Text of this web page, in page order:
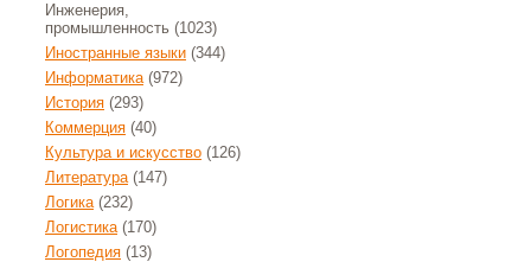
Инженерия,
промышленность (1023)
Иностранные языки (344)
Информатика(972)
История (293)
Коммерция (40)
Культура и искусство (126)
Литература(147)
Логика(232)
Логистика(170)
Логопедия (13)